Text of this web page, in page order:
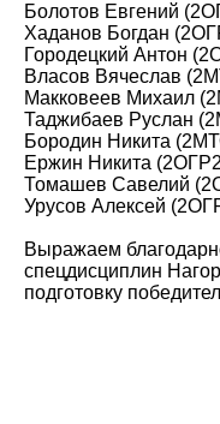
Болотов Евгений
Хаданов Богдан
Городецкий Антон
Власов Вячеслав
Макковеев Михаил
Таджибаев Руслан
Бородин Никита
Ержин Никита
Томашев Савелий
Урусов Алексей
Выражаем
спецдисциплин
подготовку